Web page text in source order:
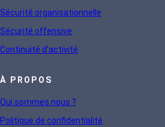
Sécurité organisationnelle
Sécurité offensive
Continuité d’activité
À PROPOS
Qui sommes nous ?
Politique de confidentialité